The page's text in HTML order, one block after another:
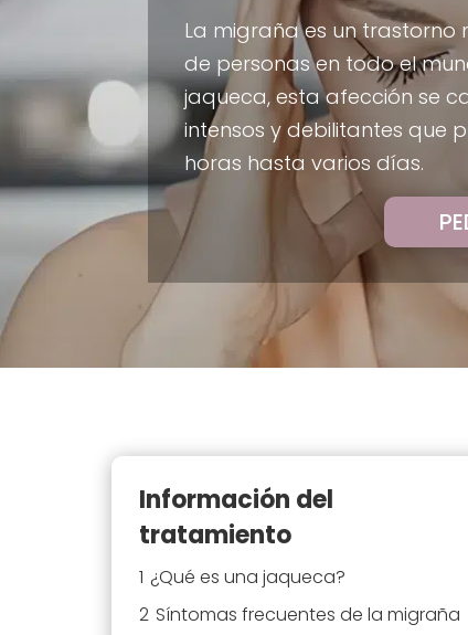
La migraña es un trastorno
de personas en todo el
jaqueca, esta afección se
intensos y debilitantes que
horas hasta varios días.
Información del
tratamiento
1 ¿Qué es una jaqueca?
2 Síntomas frecuentes de la migraña